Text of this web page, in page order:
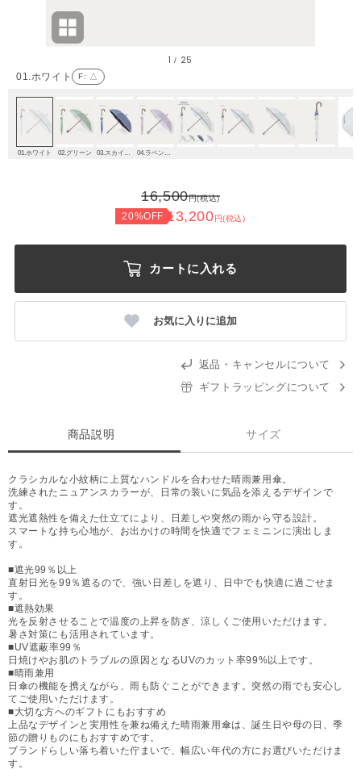
01.ホワイト F: △
1 / 25
01.ホワイト 02.グリーン
16,500円(税込)
20%OFF 13,200円(税込)
カートに入れる
お気に入りに追加
返品・キャンセルについて
ギフトラッピングについて
商品説明 サイズ
クラシカルな小紋柄に上質なハンドルを合わせた晴雨兼用傘。
洗練されたニュアンスカラーが、日常の装いに気品を添えるデザインで
す。
遮光遮熱性を備えた仕立てにより、日差しや突然の雨から守る設計。
スマートな持ち心地が、お出かけの時間を快適でフェミニンに演出しま
す。
■遮光99％以上
直射日光を99％遮るので、強い日差しを遮り、日中でも快適に過ごせま
す。
■遮熱効果
光を反射させることで温度の上昇を防ぎ、涼しくご使用いただけます。
暑さ対策にも活用されています。
■UV遮蔽率99％
日焼けやお肌のトラブルの原因となるUVのカット率99%以上です。
■晴雨兼用
日傘の機能を携えながら、雨も防ぐことができます。突然の雨でも安心し
てご使用いただけます。
■大切な方へのギフトにもおすすめ
上品なデザインと実用性を兼ね備えた晴雨兼用傘は、誕生日や母の日、季
節の贈りものにもおすすめです。
ブランドらしい落ち着いた佇まいで、幅広い年代の方にお選びいただけま
す。